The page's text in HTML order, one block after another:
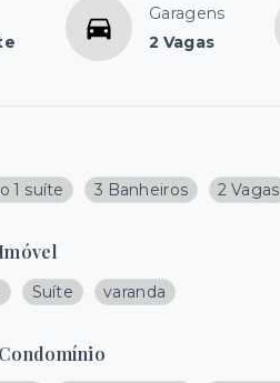
Garagens
2 Vagas
1 suíte 3 Banheiros 2 Vagas
Suíte varanda